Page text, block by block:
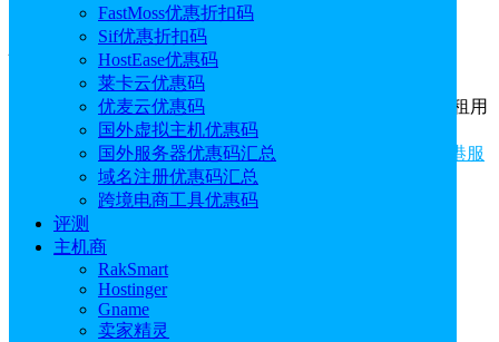
FastMoss优惠折扣码
Sif优惠折扣码
HostEase优惠码
莱卡云优惠码
优麦云优惠码
国外虚拟主机优惠码
国外服务器优惠码汇总
域名注册优惠码汇总
跨境电商工具优惠码
评测
主机商
RakSmart
Hostinger
Gname
卖家精灵
标签：香港服务器
“香港服务器”标签聚合页面，涵盖国内外知名香港服务器租用
方案推荐、评测和教程等内容。
相关推荐：
香港服务器推荐|香港服务器方案
RAKsmart香港服
Megalayer香港服务器